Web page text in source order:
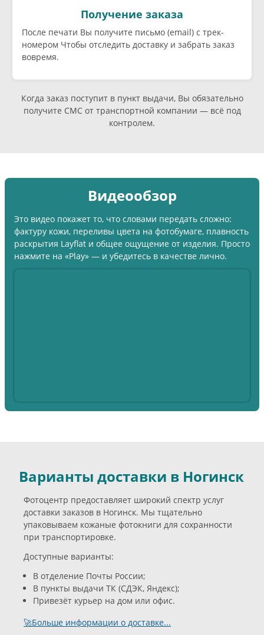
Получение заказа
После печати Вы получите письмо (email) c трек-
номером Чтобы отследить доставку и забрать заказ
вовремя.
Когда заказ поступит в пункт выдачи, Вы обязательно
получите СМС от транспортной компании — всё под
контролем.
Видеообзор
Это видео покажет то, что словами передать сложно:
фактуру кожи, переливы цвета на фотобумаге, плавность
раскрытия Layflat и общее ощущение от изделия. Просто
нажмите на «Play» — и убедитесь в качестве лично.
Варианты доставки в Ногинск
Фотоцентр предоставляет широкий спектр услуг
доставки заказов в Ногинск. Мы тщательно
упаковываем кожаные фотокниги для сохранности
при транспортировке.
Доступные варианты:
В отделение Почты России;
В пункты выдачи ТК (СДЭК, Яндекс);
Привезёт курьер на дом или офис.
🚀Больше информации о доставке...